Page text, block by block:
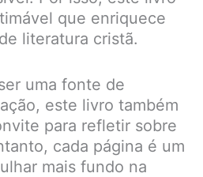
que enriquece
literatura cristã.
uma fonte de
este livro também
para refletir sobre
cada página é um
mais fundo na